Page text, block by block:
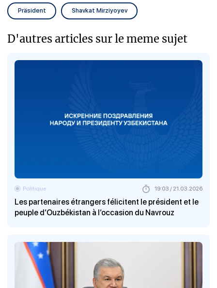
Präsident Shavkat Mirziyoyev
D'autres articles sur le meme sujet
Les partenaires étrangers félicitent le président et le
peuple d’Ouzbékistan à l’occasion du Navrouz
Politique 19:03 / 21.03.2026